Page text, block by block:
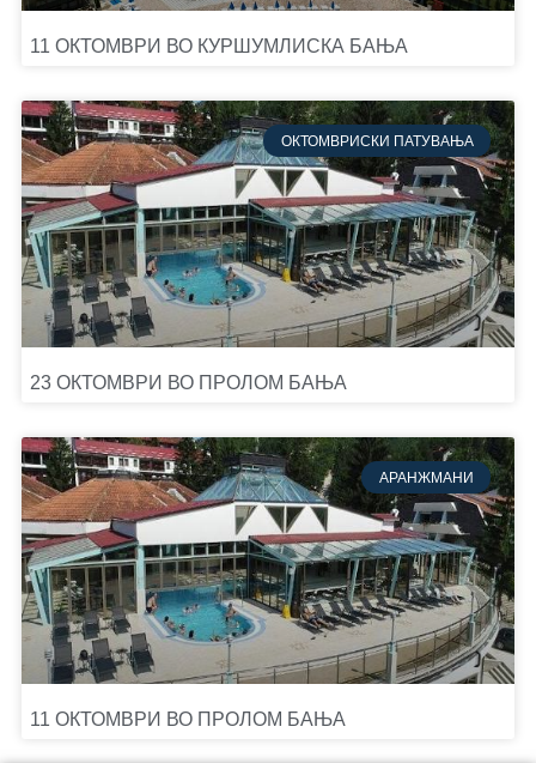
11 ОКТОМВРИ ВО КУРШУМЛИСКА БАЊА
ОКТОМВРИСКИ ПАТУВАЊА
23 ОКТОМВРИ ВО ПРОЛОМ БАЊА
АРАНЖМАНИ
11 ОКТОМВРИ ВО ПРОЛОМ БАЊА